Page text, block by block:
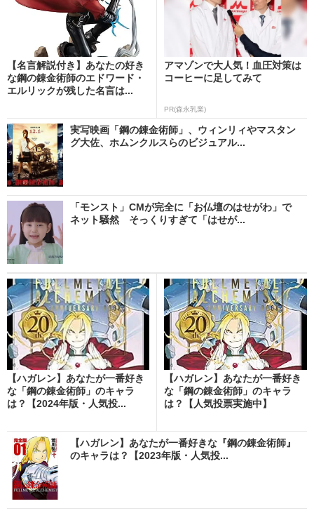
【名言解説付き】あなたの好き
な鋼の錬金術師のエドワード・
エルリックが残した名言は...
アマゾンで大人気！血圧対策は
コーヒーに足してみて
PR(森永乳業)
実写映画「鋼の錬金術師」、ウィンリィやマスタン
グ大佐、ホムンクルスらのビジュアル...
「モンスト」CMが完全に「お仏壇のはせがわ」で
ネット騒然 そっくりすぎて「はせが...
【ハガレン】あなたが一番好き
な「鋼の錬金術師」のキャラ
は？【2024年版・人気投...
【ハガレン】あなたが一番好き
な「鋼の錬金術師」のキャラ
は？【人気投票実施中】
【ハガレン】あなたが一番好きな『鋼の錬金術師』
のキャラは？【2023年版・人気投...